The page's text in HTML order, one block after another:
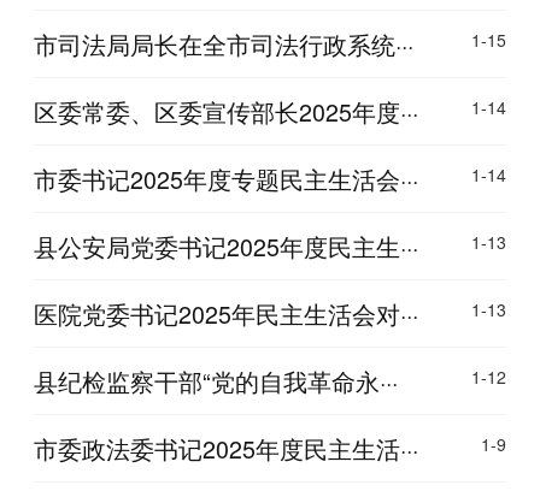
市司法局局长在全市司法行政系统··· 1-15
区委常委、区委宣传部长2025年度··· 1-14
市委书记2025年度专题民主生活会··· 1-14
县公安局党委书记2025年度民主生··· 1-13
医院党委书记2025年民主生活会对··· 1-13
县纪检监察干部“党的自我革命永··· 1-12
市委政法委书记2025年度民主生活··· 1-9